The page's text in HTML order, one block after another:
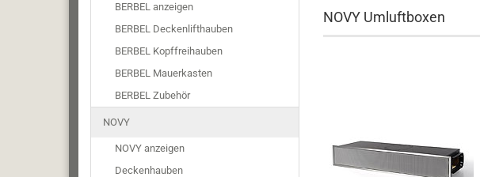
NOVY Umluftboxen
BERBEL anzeigen
BERBEL Deckenlifthauben
BERBEL Kopffreihauben
BERBEL Mauerkasten
BERBEL Zubehör
NOVY
NOVY anzeigen
Deckenhauben